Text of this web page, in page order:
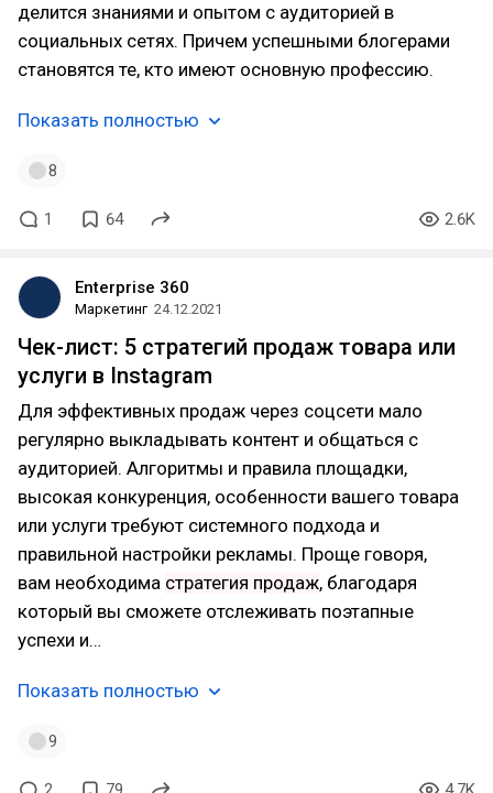
делится знаниями и опытом с аудиторией в
социальных сетях. Причем успешными блогерами
становятся те, кто имеют основную профессию.
Показать полностью
8
1 64 2.6K
Enterprise 360
Маркетинг 24.12.2021
Чек-лист: 5 стратегий продаж товара или
услуги в Instagram
Для эффективных продаж через соцсети мало
регулярно выкладывать контент и общаться с
аудиторией. Алгоритмы и правила площадки,
высокая конкуренция, особенности вашего товара
или услуги требуют системного подхода и
правильной настройки рекламы. Проще говоря,
вам необходима стратегия продаж, благодаря
который вы сможете отслеживать поэтапные
успехи и…
Показать полностью
9